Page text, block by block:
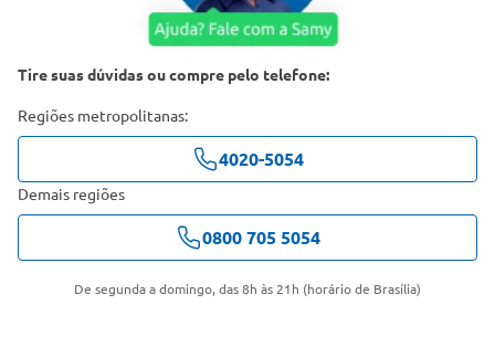
Tire suas dúvidas ou compre pelo telefone:
Regiões metropolitanas:
4020-5054
Demais regiões
0800 705 5054
De segunda a domingo, das 8h às 21h (horário de Brasília)